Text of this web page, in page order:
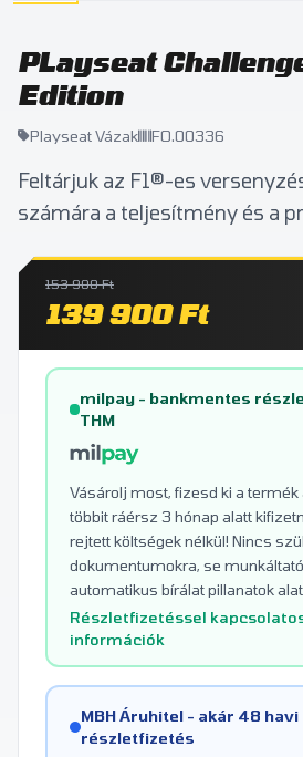
PLayseat
Edition
Playseat Vázak FO.00336
Feltárjuk az F1®-es
számára a teljesítmény és a
153 900 Ft
139 900 Ft
milpay - bankmentes
THM
Vásárolj most, fizesd ki a termék
többit ráérsz 3 hónap alatt
rejtett költségek nélkül! Nincs
dokumentumokra, se
automatikus bírálat pillanatok
Részletfizetéssel
információk
MBH Áruhitel - akár 48 havi
részletfizetés